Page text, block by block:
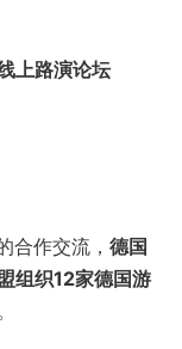
上路演论坛
合作交流， 德国
组织12家德国游